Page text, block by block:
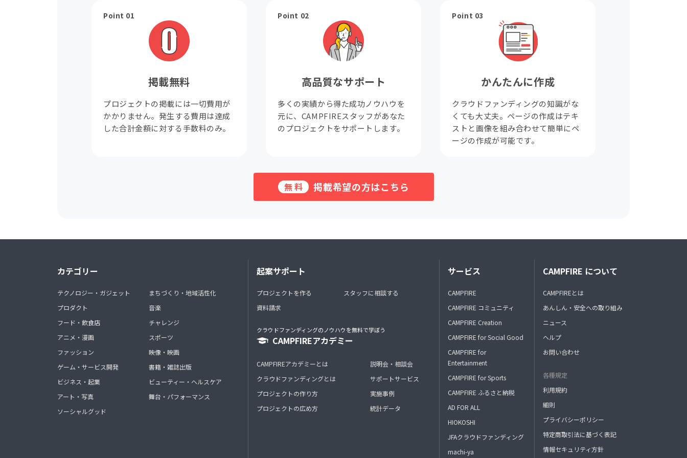
Point 01
掲載無料
プロジェクトの掲載には一切費用が
かかりません。発生する費用は達成
した合計金額に対する手数料のみ。
Point 02
高品質なサポート
多くの実績から得た成功ノウハウを
元に、CAMPFIREスタッフがあなた
のプロジェクトをサポートします。
Point 03
かんたんに作成
クラウドファンディングの知識がな
くても大丈夫。ページの作成はテキ
ストと画像を組み合わせて簡単にペ
ージの作成が可能です。
無料 掲載希望の方はこちら
カテゴリー
テクノロジー・ガジェット
プロダクト
フード・飲食店
アニメ・漫画
ファッション
ゲーム・サービス開発
ビジネス・起業
アート・写真
ソーシャルグッド
まちづくり・地域活性化
音楽
チャレンジ
スポーツ
映像・映画
書籍・雑誌出版
ビューティー・ヘルスケア
舞台・パフォーマンス
起案サポート
プロジェクトを作る
資料請求
スタッフに相談する
クラウドファンディングのノウハウを無料で学ぼう
CAMPFIREアカデミー
CAMPFIREアカデミーとは
クラウドファンディングとは
プロジェクトの作り方
プロジェクトの広め方
説明会・相談会
サポートサービス
実施事例
統計データ
サービス
CAMPFIRE
CAMPFIRE コミュニティ
CAMPFIRE Creation
CAMPFIRE for Social Good
CAMPFIRE for
Entertainment
CAMPFIRE for Sports
CAMPFIRE ふるさと納税
AD FOR ALL
HIOKOSHI
JFAクラウドファンディング
machi-ya
CAMPFIRE について
CAMPFIREとは
あんしん・安全への取り組み
ニュース
ヘルプ
お問い合わせ
各種規定
利用規約
細則
プライバシーポリシー
特定商取引法に基づく表記
情報セキュリティ方針